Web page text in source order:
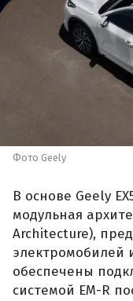
Фото Geely
В основе Geely
модульная
Architecture),
электромобилей
обеспечены
системой EM-R